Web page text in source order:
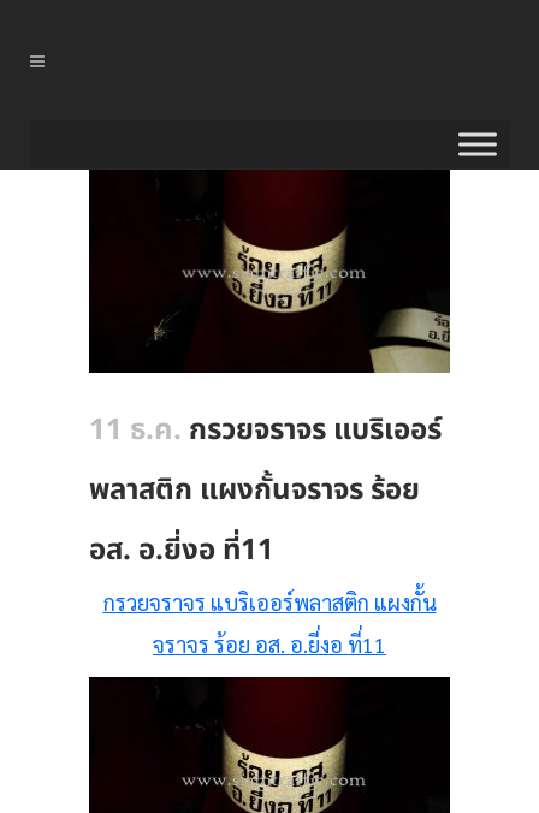
11 ธ.ค. กรวยจราจร แบริเออร์
พลาสติก แผงกั้นจราจร ร้อย
อส. อ.ยี่งอ ที่11
กรวยจราจร แบริเออร์พลาสติก แผงกั้น
จราจร ร้อย อส. อ.ยี่งอ ที่11